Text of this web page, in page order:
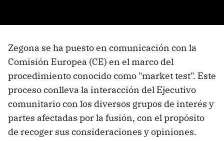
Zegona se ha puesto en comunicación con la
Comisión Europea (CE) en el marco del
procedimiento conocido como "market test". Este
proceso conlleva la interacción del Ejecutivo
comunitario con los diversos grupos de interés y
partes afectadas por la fusión, con el propósito
de recoger sus consideraciones y opiniones.